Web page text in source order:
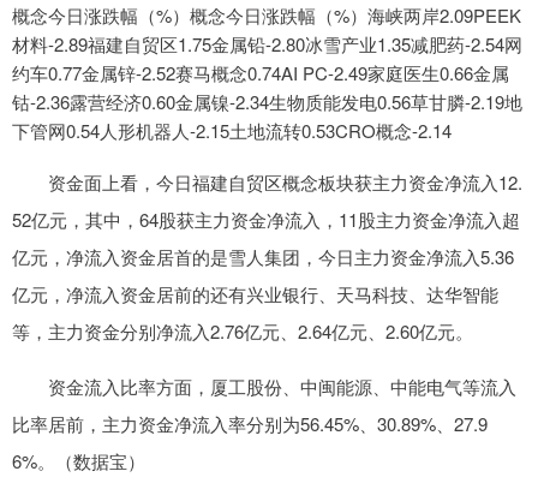
概念今日涨跌幅（%）概念今日涨跌幅（%）海峡两岸2.09PEEK
材料-2.89福建自贸区1.75金属铅-2.80冰雪产业1.35减肥药-2.54网
约车0.77金属锌-2.52赛马概念0.74AI PC-2.49家庭医生0.66金属
钴-2.36露营经济0.60金属镍-2.34生物质能发电0.56草甘膦-2.19地
下管网0.54人形机器人-2.15土地流转0.53CRO概念-2.14
资金面上看，今日福建自贸区概念板块获主力资金净流入12.
52亿元，其中，64股获主力资金净流入，11股主力资金净流入超
亿元，净流入资金居首的是雪人集团，今日主力资金净流入5.36
亿元，净流入资金居前的还有兴业银行、天马科技、达华智能
等，主力资金分别净流入2.76亿元、2.64亿元、2.60亿元。
资金流入比率方面，厦工股份、中闽能源、中能电气等流入
比率居前，主力资金净流入率分别为56.45%、30.89%、27.9
6%。（数据宝）